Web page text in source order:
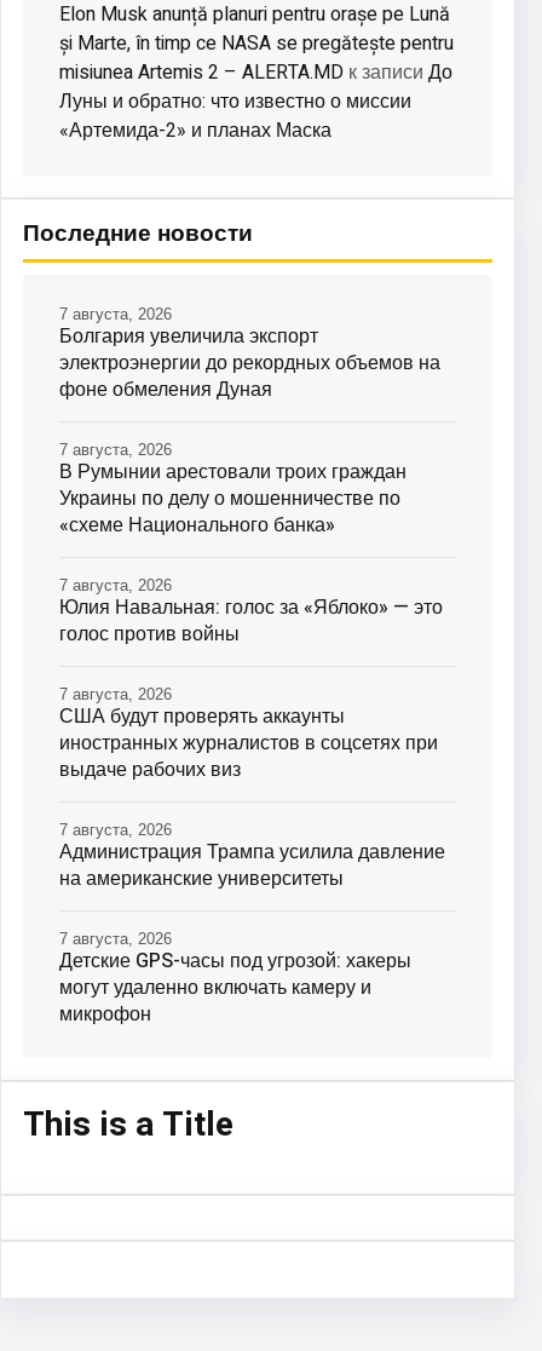
Elon Musk anunță planuri pentru orașe pe Lună
și Marte, în timp ce NASA se pregătește pentru
misiunea Artemis 2 – ALERTA.MD к записи До
Луны и обратно: что известно о миссии
«Артемида-2» и планах Маска
Последние новости
Болгария увеличила экспорт
электроэнергии до рекордных объемов на
фоне обмеления Дуная
7 августа, 2026
В Румынии арестовали троих граждан
Украины по делу о мошенничестве по
«схеме Национального банка»
7 августа, 2026
Юлия Навальная: голос за «Яблоко» — это
голос против войны
7 августа, 2026
США будут проверять аккаунты
иностранных журналистов в соцсетях при
выдаче рабочих виз
7 августа, 2026
Администрация Трампа усилила давление
на американские университеты
7 августа, 2026
Детские GPS-часы под угрозой: хакеры
могут удаленно включать камеру и
микрофон
7 августа, 2026
This is a Title